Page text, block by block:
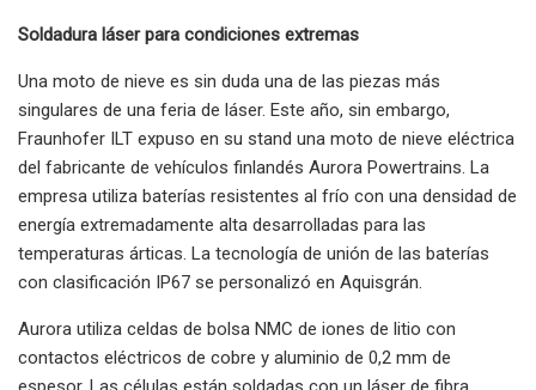
Soldadura láser para condiciones extremas
Una moto de nieve es sin duda una de las piezas más
singulares de una feria de láser. Este año, sin embargo,
Fraunhofer ILT expuso en su stand una moto de nieve eléctrica
del fabricante de vehículos finlandés Aurora Powertrains. La
empresa utiliza baterías resistentes al frío con una densidad de
energía extremadamente alta desarrolladas para las
temperaturas árticas. La tecnología de unión de las baterías
con clasificación IP67 se personalizó en Aquisgrán.
Aurora utiliza celdas de bolsa NMC de iones de litio con
contactos eléctricos de cobre y aluminio de 0,2 mm de